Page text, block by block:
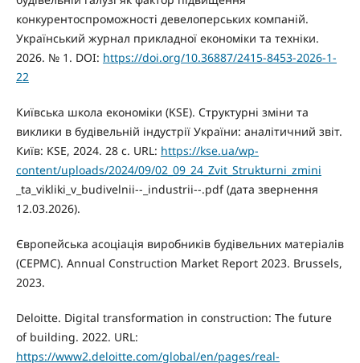
конкурентоспроможності девелоперських компаній.
Український журнал прикладної економіки та техніки.
2026. № 1. DOI: https://doi.org/10.36887/2415-8453-2026-1-
22
Київська школа економіки (KSE). Структурні зміни та
виклики в будівельній індустрії України: аналітичний звіт.
Київ: KSE, 2024. 28 с. URL: https://kse.ua/wp-
content/uploads/2024/09/02_09_24_Zvit_Strukturni_zmini
_ta_vikliki_v_budivelnii--_industrii--.pdf (дата звернення
12.03.2026).
Європейська асоціація виробників будівельних матеріалів
(CEPMC). Annual Construction Market Report 2023. Brussels,
2023.
Deloitte. Digital transformation in construction: The future
of building. 2022. URL:
https://www2.deloitte.com/global/en/pages/real-